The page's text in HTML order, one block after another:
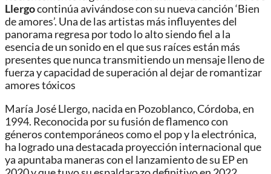
Llergocontinúa avivándose con su nueva canción ‘Bien
de amores’. Una de las artistas más influyentes del
panorama regresa por todo lo alto siendo fiel a la
esencia de un sonido en el que sus raíces están más
presentes que nunca transmitiendo un mensaje lleno de
fuerza y capacidad de superación al dejar de romantizar
amores tóxicos
María José Llergo, nacida en Pozoblanco, Córdoba, en
1994. Reconocida por su fusión de flamenco con
géneros contemporáneos como el pop y la electrónica,
ha logrado una destacada proyección internacional que
ya apuntaba maneras con el lanzamiento de su EP en